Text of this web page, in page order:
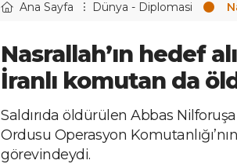
Ana Sayfa Dünya - Diplomasi
Nasrallah’ın hedef
İranlı komutan da
Saldırıda öldürülen Abbas
Ordusu Operasyon
görevindeydi.